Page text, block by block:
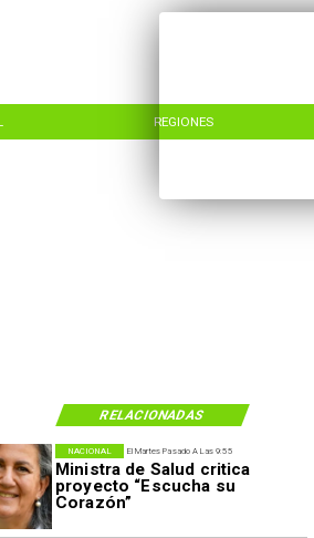
REGIONES
RELACIONADAS
El Martes Pasado A Las 9:55
Ministra de Salud critica
proyecto “Escucha su
Corazón”
NACIONAL